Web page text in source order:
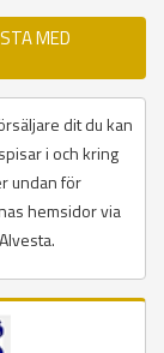
MED
dit du kan
i och kring
undan för
hemsidor via